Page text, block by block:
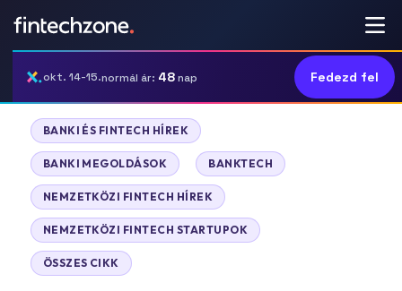
okt. 14-15.normál ár: 48nap Fedezd fel
BANKI ÉS FINTECH HÍREK
BANKI MEGOLDÁSOK | BANKTECH
NEMZETKÖZI FINTECH HÍREK
NEMZETKÖZI FINTECH STARTUPOK
ÖSSZES CIKK